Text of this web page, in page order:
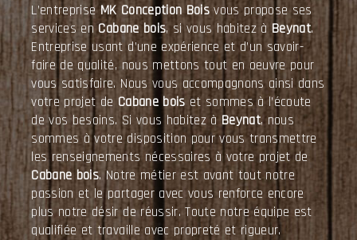
L’entrepriseMK Conception Boisvous propose ses
services enCabane bois, si vous habitez àBeynat.
Entreprise usant d’une expérience et d’un savoir-
faire de qualité, nous mettons tout en oeuvre pour
vous satisfaire. Nous vous accompagnons ainsi dans
votre projet de Cabane bois et sommes à l’écoute
de vos besoins. Si vous habitez à Beynat, nous
sommes à votre disposition pour vous transmettre
les renseignements nécessaires à votre projet de
Cabane bois. Notre métier est avant tout notre
passion et le partager avec vous renforce encore
plus notre désir de réussir. Toute notre équipe est
qualifiée et travaille avec propreté et rigueur.